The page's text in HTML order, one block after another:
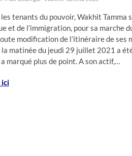
tenants du pouvoir, Wakhit Tamma
et de l’immigration, pour sa marche
modification de l’itinéraire de ses
matinée du jeudi 29 juillet 2021 a
marqué plus de point. A son actif,…
ici